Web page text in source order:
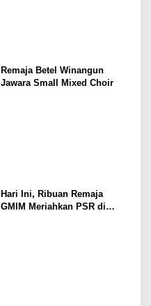
Remaja Betel Winangun
Jawara Small Mixed Choir
Hari Ini, Ribuan Remaja
GMIM Meriahkan PSR di